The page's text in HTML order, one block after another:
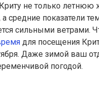
Криту не только
средние показатели
сильными ветрами.
для посещения
Даже зимой ваш
погодой.